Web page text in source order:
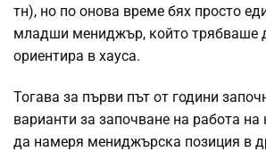
тн), но по онова време бях просто
младши мениджър, който трябваше
ориентира в хауса.
Тогава за първи път от години
варианти за започване на работа
да намеря мениджърска позиция в